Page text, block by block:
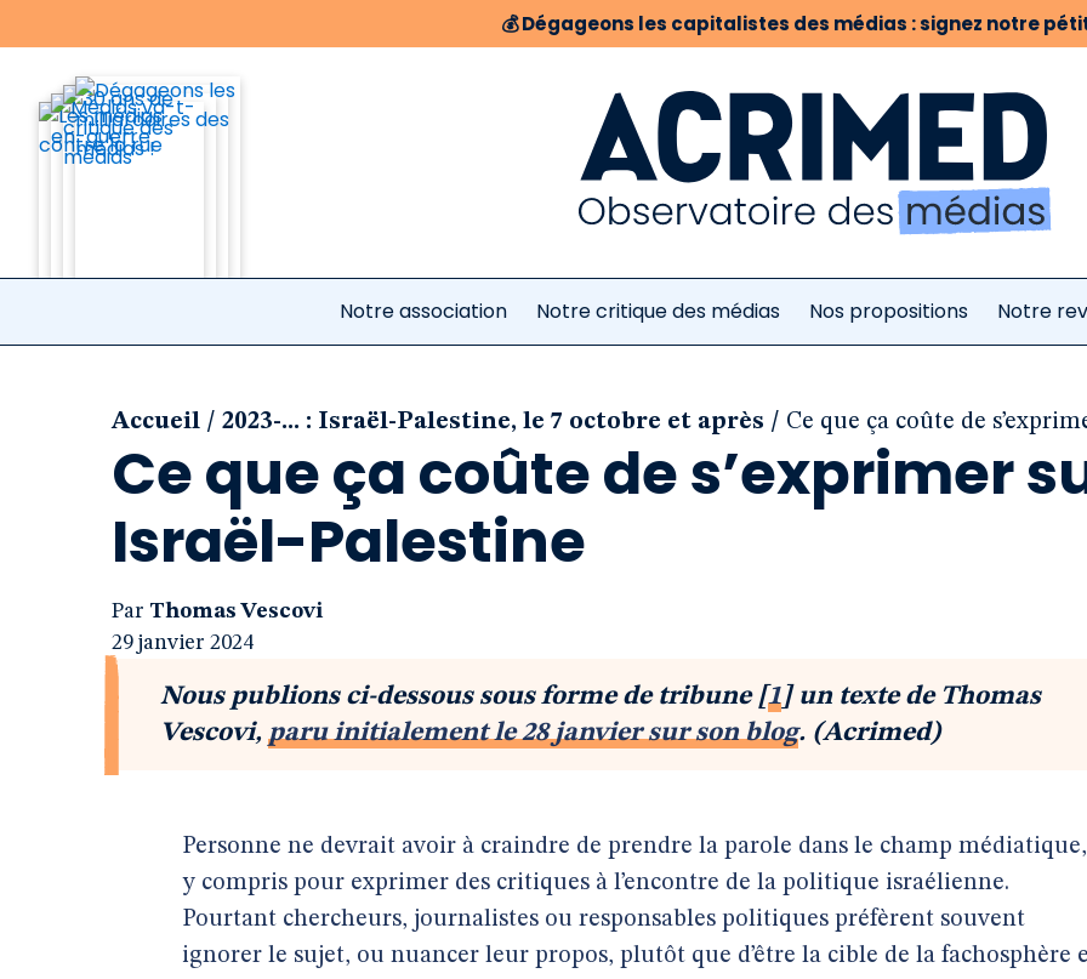
💰Dégageons les capitalistes des médias : signez notre
Notre association Notre critique des médias Nos propositions Notre
Accueil / 2023-... : Israël-Palestine, le 7 octobre et après / Ce que ça coûte de
Ce que ça coûte de s’exprimer
Israël-Palestine
Par Thomas Vescovi
29 janvier 2024
Nous publions ci-dessous sous forme de tribune[1]un texte de Thomas
Vescovi, paru initialement le 28 janvier sur son blog. (Acrimed)
Personne ne devrait avoir à craindre de prendre la parole dans le champ médiatique,
y compris pour exprimer des critiques à l’encontre de la politique israélienne.
Pourtant chercheurs, journalistes ou responsables politiques préfèrent souvent
ignorer le sujet, ou nuancer leur propos, plutôt que d’être la cible de la fachosphère